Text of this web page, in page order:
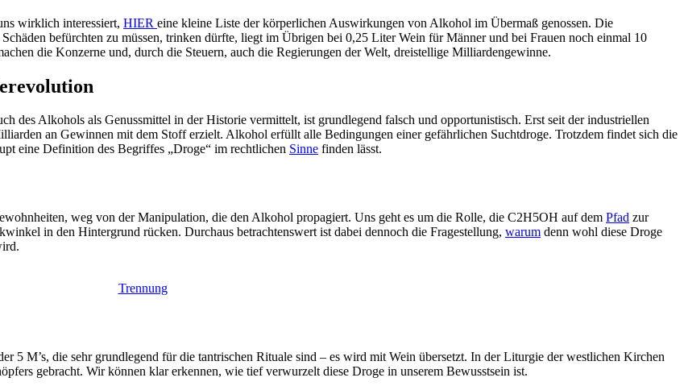
wirklich interessiert, HIER eine kleine Liste der körperlichen Auswirkungen von Alkohol im Übermaß genossen. Die
befürchten zu müssen, trinken dürfte, liegt im Übrigen bei 0,25 Liter Wein für Männer und bei Frauen noch einmal 10
die Konzerne und, durch die Steuern, auch die Regierungen der Welt, dreistellige Milliardengewinne.
des Alkohols als Genussmittel in der Historie vermittelt, ist grundlegend falsch und opportunistisch. Erst seit der industriellen
an Gewinnen mit dem Stoff erzielt. Alkohol erfüllt alle Bedingungen einer gefährlichen Suchtdroge. Trotzdem findet sich die
eine Definition des Begriffes „Droge“ im rechtlichen Sinne finden lässt.
weg von der Manipulation, die den Alkohol propagiert. Uns geht es um die Rolle, die C2H5OH auf dem Pfad zur
in den Hintergrund rücken. Durchaus betrachtenswert ist dabei dennoch die Fragestellung, warum denn wohl diese Droge
Trennung
5 M’s, die sehr grundlegend für die tantrischen Rituale sind – es wird mit Wein übersetzt. In der Liturgie der westlichen Kirchen
gebracht. Wir können klar erkennen, wie tief verwurzelt diese Droge in unserem Bewusstsein ist.